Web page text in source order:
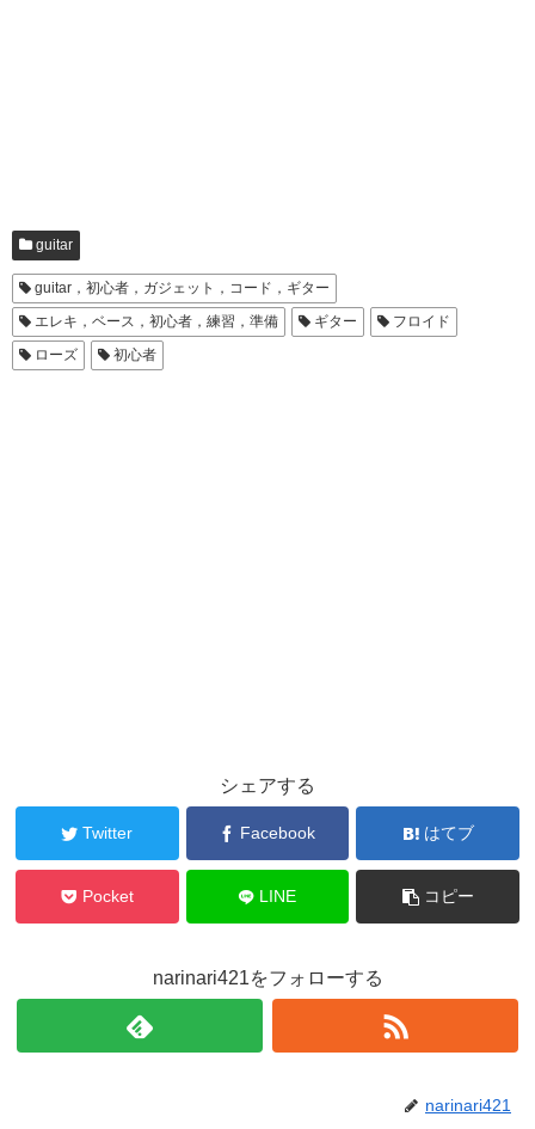
guitar
guitar，初心者，ガジェット，コード，ギター
エレキ，ベース，初心者，練習，準備
ギター
フロイド
ローズ
初心者
シェアする
Twitter Facebook はてブ
Pocket LINE コピー
narinari421をフォローする
narinari421